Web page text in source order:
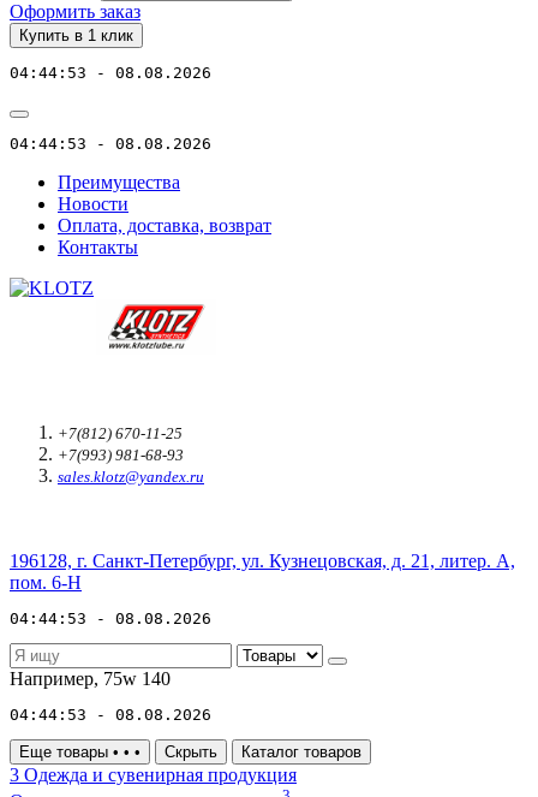
Оформить заказ
Купить в 1 клик
04:44:53 - 08.08.2026
04:44:53 - 08.08.2026
Преимущества
Новости
Оплата, доставка, возврат
Контакты
+7(812) 670-11-25
+7(993) 981-68-93
sales.klotz@yandex.ru
196128, г. Санкт-Петербург, ул. Кузнецовская, д. 21, литер. А,
пом. 6-Н
04:44:53 - 08.08.2026
Например, 75w 140
04:44:53 - 08.08.2026
Еще товары • • • Скрыть Каталог товаров
3 Одежда и сувенирная продукция